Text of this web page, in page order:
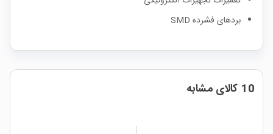
بردهای فشرده SMD
10 کالای مشابه